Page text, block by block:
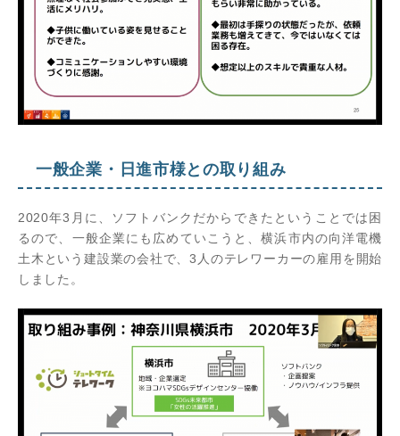
一般企業・日進市様との取り組み
2020年3月に、ソフトバンクだからできたということでは困
るので、一般企業にも広めていこうと、横浜市内の向洋電機
土木という建設業の会社で、3人のテレワーカーの雇用を開始
しました。